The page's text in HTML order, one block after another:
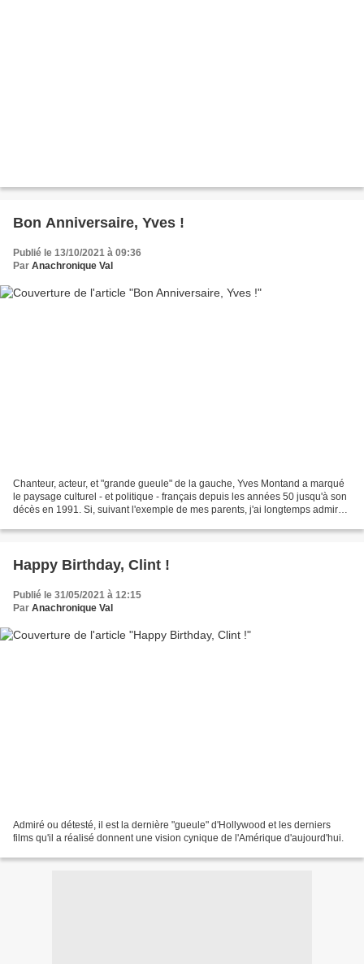
Bon Anniversaire, Yves !
Publié le 13/10/2021 à 09:36
Par Anachronique Val
Chanteur, acteur, et "grande gueule" de la gauche, Yves Montand a marqué
le paysage culturel - et politique - français depuis les années 50 jusqu'à son
décès en 1991. Si, suivant l'exemple de mes parents, j'ai longtemps admiré
Happy Birthday, Clint !
Publié le 31/05/2021 à 12:15
Par Anachronique Val
Admiré ou détesté, il est la dernière "gueule" d'Hollywood et les derniers
films qu'il a réalisé donnent une vision cynique de l'Amérique d'aujourd'hui.